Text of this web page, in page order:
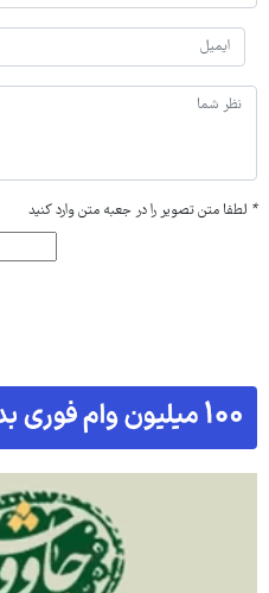
* لطفا متن تصویر را در جعبه متن وارد کنید